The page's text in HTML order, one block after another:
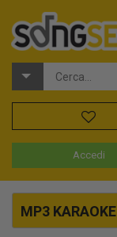
Accedi
MP3 KARAOKE